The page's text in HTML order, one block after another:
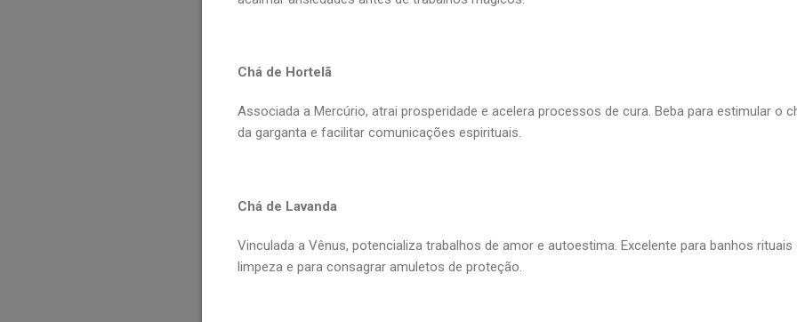
Chá de Hortelã
Associada a Mercúrio, atrai prosperidade e acelera processos de cura. Beba para estimular o
da garganta e facilitar comunicações espirituais.
Chá de Lavanda
Vinculada a Vênus, potencializa trabalhos de amor e autoestima. Excelente para banhos rituais
limpeza e para consagrar amuletos de proteção.